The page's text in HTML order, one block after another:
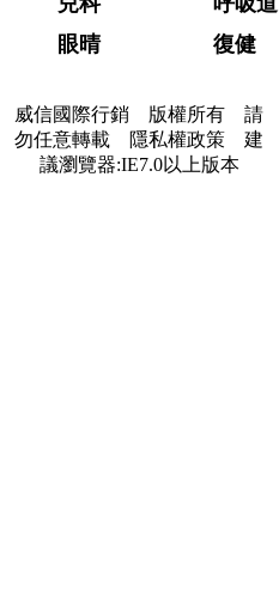
眼晴
復健
威信國際行銷 版權所有 請
勿任意轉載 隱私權政策 建
議瀏覽器:IE7.0以上版本